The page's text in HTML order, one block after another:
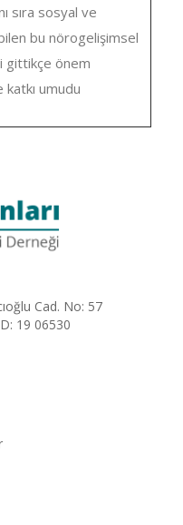
sıra sosyal ve
bu nörogelişimsel
gittikçe önem
umudu
Cad. No: 57
19 06530